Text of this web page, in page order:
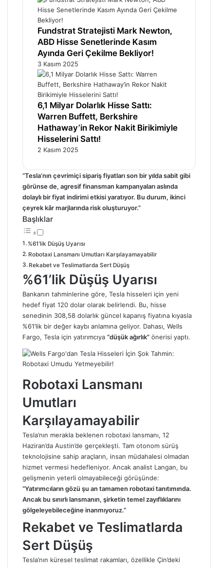
Fundstrat Stratejisti Mark Newton,
ABD Hisse Senetlerinde Kasım
Ayında Geri Çekilme Bekliyor!
3 Kasım 2025
6,1 Milyar Dolarlık Hisse Sattı:
Warren Buffett, Berkshire
Hathaway’in Rekor Nakit Birikimiyle
Hisselerini Sattı!
2 Kasım 2025
“Tesla’nın çevrimiçi sipariş fiyatları son bir yılda sabit gibi
görünse de, agresif finansman kampanyaları aslında
dolaylı bir fiyat indirimi etkisi yaratıyor. Bu durum, ikinci
çeyrek kâr marjlarında risk oluşturuyor.”
Başlıklar
%61’lik Düşüş Uyarısı
Robotaxi Lansmanı Umutları Karşılayamayabilir
Rekabet ve Teslimatlarda Sert Düşüş
%61’lik Düşüş Uyarısı
Bankanın tahminlerine göre, Tesla hisseleri için yeni
hedef fiyat 120 dolar olarak belirlendi. Bu, hisse
senedinin 308,58 dolarlık güncel kapanış fiyatına kıyasla
%61’lik bir değer kaybı anlamına geliyor. Dahası, Wells
Fargo, Tesla için yatırımcıya “düşük ağırlık” önerisi yaptı.
Robotaxi Lansmanı
Umutları
Karşılayamayabilir
Tesla’nın merakla beklenen robotaxi lansmanı, 12
Haziran’da Austin’de gerçekleşti. Tam otonom sürüş
teknolojisine sahip araçların, insan müdahalesi olmadan
hizmet vermesi hedefleniyor. Ancak analist Langan, bu
gelişmenin yeterli olmayabileceği görüşünde:
“Yatırımcıların gözü şu an tamamen robotaxi tanıtımında.
Ancak bu sınırlı lansmanın, şirketin temel zayıflıklarını
gölgeleyebileceğine inanmıyoruz.”
Rekabet ve Teslimatlarda
Sert Düşüş
Tesla’nın küresel teslimat rakamları, özellikle Çin’deki